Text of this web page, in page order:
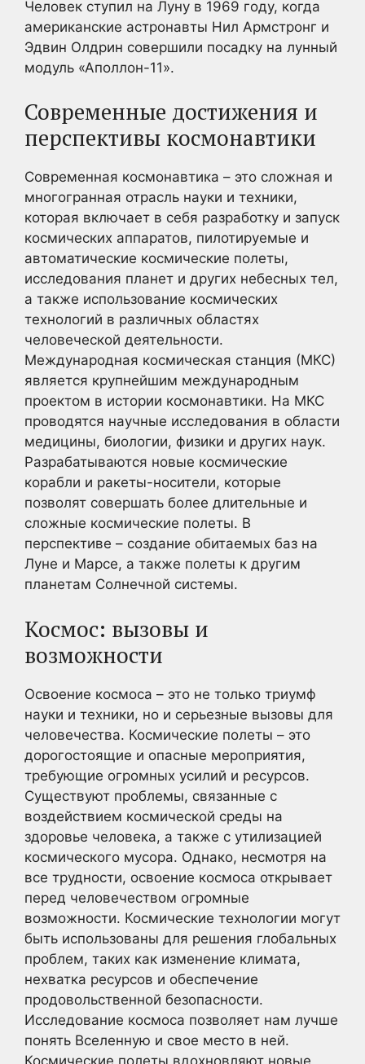
Человек ступил на Луну в 1969 году, когда
американские астронавты Нил Армстронг и
Эдвин Олдрин совершили посадку на лунный
модуль «Аполлон-11».
Современные достижения и
перспективы космонавтики
Современная космонавтика – это сложная и
многогранная отрасль науки и техники,
которая включает в себя разработку и запуск
космических аппаратов, пилотируемые и
автоматические космические полеты,
исследования планет и других небесных тел,
а также использование космических
технологий в различных областях
человеческой деятельности.
Международная космическая станция (МКС)
является крупнейшим международным
проектом в истории космонавтики. На МКС
проводятся научные исследования в области
медицины, биологии, физики и других наук.
Разрабатываются новые космические
корабли и ракеты-носители, которые
позволят совершать более длительные и
сложные космические полеты. В
перспективе – создание обитаемых баз на
Луне и Марсе, а также полеты к другим
планетам Солнечной системы.
Космос: вызовы и
возможности
Освоение космоса – это не только триумф
науки и техники, но и серьезные вызовы для
человечества. Космические полеты – это
дорогостоящие и опасные мероприятия,
требующие огромных усилий и ресурсов.
Существуют проблемы, связанные с
воздействием космической среды на
здоровье человека, а также с утилизацией
космического мусора. Однако, несмотря на
все трудности, освоение космоса открывает
перед человечеством огромные
возможности. Космические технологии могут
быть использованы для решения глобальных
проблем, таких как изменение климата,
нехватка ресурсов и обеспечение
продовольственной безопасности.
Исследование космоса позволяет нам лучше
понять Вселенную и свое место в ней.
Космические полеты вдохновляют новые